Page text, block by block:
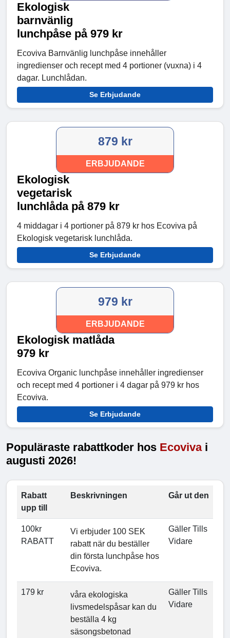
Ekologisk
barnvänlig
lunchpåse på 979 kr
Ecoviva Barnvänlig lunchpåse innehåller
ingredienser och recept med 4 portioner (vuxna) i 4
dagar. Lunchlådan.
Se Erbjudande
879 kr
ERBJUDANDE
Ekologisk
vegetarisk
lunchlåda på 879 kr
4 middagar i 4 portioner på 879 kr hos Ecoviva på
Ekologisk vegetarisk lunchlåda.
Se Erbjudande
979 kr
ERBJUDANDE
Ekologisk matlåda
979 kr
Ecoviva Organic lunchpåse innehåller ingredienser
och recept med 4 portioner i 4 dagar på 979 kr hos
Ecoviva.
Se Erbjudande
Populäraste rabattkoder hos Ecovivai
augusti 2026!
Rabatt
upp till
Beskrivningen Går ut den
100kr
RABATT
Vi erbjuder 100 SEK
rabatt när du beställer
din första lunchpåse hos
Ecoviva.
Gäller Tills
Vidare
179 kr
våra ekologiska
livsmedelspåsar kan du
beställa 4 kg
säsongsbetonad
Gäller Tills
Vidare